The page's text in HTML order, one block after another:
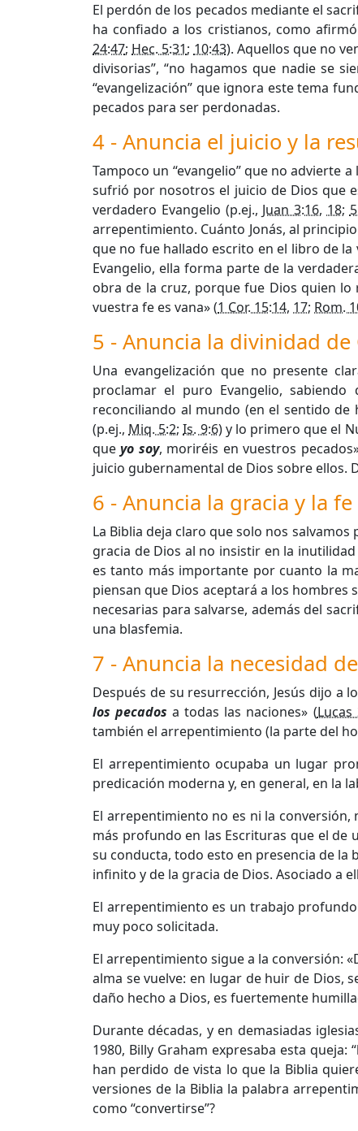
El perdón de los pecados mediante el
ha confiado a los cristianos, como
24:47; Hec. 5:31; 10:43). Aquellos que no
divisorias”, “no hagamos que nadie se
“evangelización” que ignora este tema
pecados para ser perdonadas.
4 - Anuncia el juicio y la
Tampoco un “evangelio” que no advierte
sufrió por nosotros el juicio de Dios que
verdadero Evangelio (p.ej., Juan 3:16, 18;
arrepentimiento. Cuánto Jonás, al
que no fue hallado escrito en el libro de
Evangelio, ella forma parte de la
obra de la cruz, porque fue Dios quien
vuestra fe es vana» (1 Cor. 15:14, 17; Rom.
5 - Anuncia la divinidad de
Una evangelización que no presente
proclamar el puro Evangelio,
reconciliando al mundo (en el sentido de
(p.ej., Miq. 5:2;Is. 9:6) y lo primero que el
queyo soy, moriréis en vuestros
juicio gubernamental de Dios sobre ellos.
6 - Anuncia la gracia y la fe
La Biblia deja claro que solo nos salvamos
gracia de Dios al no insistir en la
es tanto más importante por cuanto la
piensan que Dios aceptará a los
necesarias para salvarse, además del
una blasfemia.
7 - Anuncia la necesidad
Después de su resurrección, Jesús dijo a
los pecados a todas las naciones» (Lucas
también el arrepentimiento (la parte del
El arrepentimiento ocupaba un lugar
predicación moderna y, en general, en la
El arrepentimiento no es ni la conversión,
más profundo en las Escrituras que el de
su conducta, todo esto en presencia de la
infinito y de la gracia de Dios. Asociado a
El arrepentimiento es un trabajo
muy poco solicitada.
El arrepentimiento sigue a la conversión:
alma se vuelve: en lugar de huir de Dios,
daño hecho a Dios, es fuertemente
Durante décadas, y en demasiadas
1980, Billy Graham expresaba esta queja:
han perdido de vista lo que la Biblia
versiones de la Biblia la palabra
como “convertirse”?